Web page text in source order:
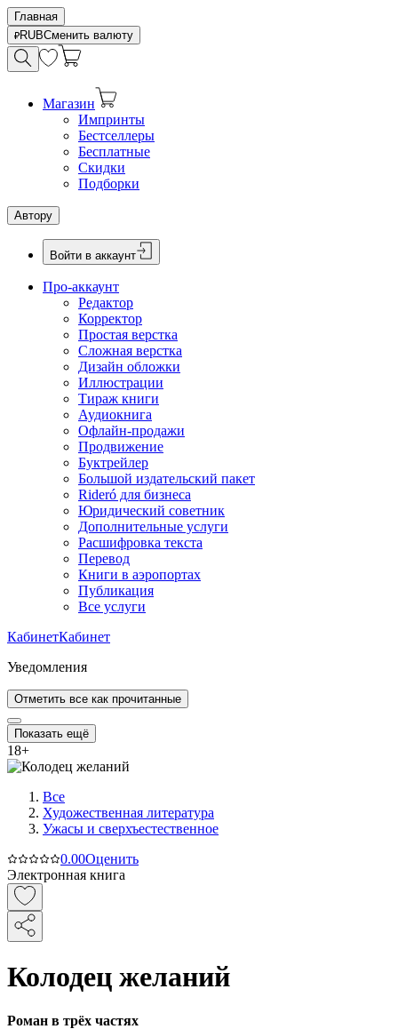
Главная
RUBСменить валюту
Магазин
Импринты
Бестселлеры
Бесплатные
Скидки
Подборки
Автору
Войти в аккаунт
Про-аккаунт
Редактор
Корректор
Простая верстка
Сложная верстка
Дизайн обложки
Иллюстрации
Тираж книги
Аудиокнига
Офлайн-продажи
Продвижение
Буктрейлер
Большой издательский пакет
Rideró для бизнеса
Юридический советник
Дополнительные услуги
Расшифровка текста
Перевод
Книги в аэропортах
Публикация
Все услуги
КабинетКабинет
Уведомления
Отметить все как прочитанные
Показать ещё
18+
Все
Художественная литература
Ужасы и сверхъестественное
0.00Оценить
Электронная книга
Колодец желаний
Роман в трёх частях